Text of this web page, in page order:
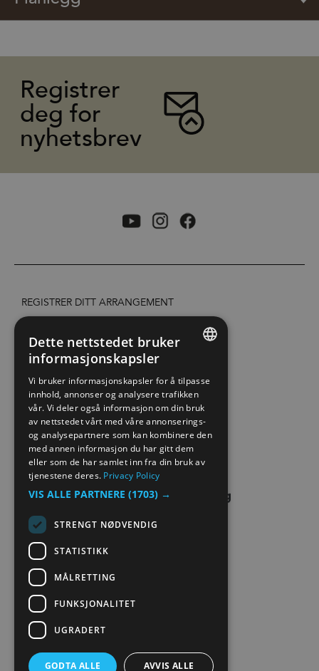
Registrer
deg for
nyhetsbrev
REGISTRER DITT ARRANGEMENT
TILGJENGELIGHETSERKLÆRING
SITE MAP
EXTRANET
NORWEGIAN
GERMAN
Dette nettstedet bruker
informasjonskapsler
Vi bruker informasjonskapsler for å tilpasse
innhold, annonser og analysere trafikken
vår. Vi deler også informasjon om din bruk
av nettstedet vårt med våre annonserings-
og analysepartnere som kan kombinere den
med annen informasjon du har gitt dem
eller som de har samlet inn fra din bruk av
tjenestene deres. Privacy Policy
VIS ALLE PARTNERE (1703) →
STRENGT NØDVENDIG
STATISTIKK
MÅLRETTING
FUNKSJONALITET
UGRADERT
GODTA ALLE AVVIS ALLE